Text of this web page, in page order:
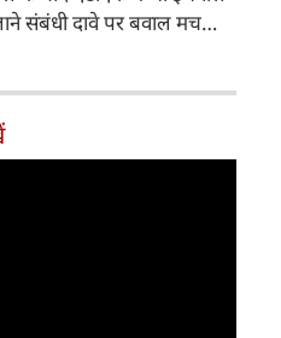
अलावा Redmi Note 17 में
Gorilla Glass 7i
जैसे फीचर्स मिलते हैं।
संबंधी दावे पर बवाल मच
मिलाने की कोई योजना नहीं